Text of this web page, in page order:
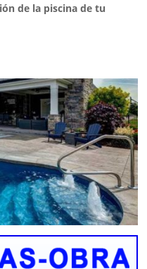
de la piscina de tu